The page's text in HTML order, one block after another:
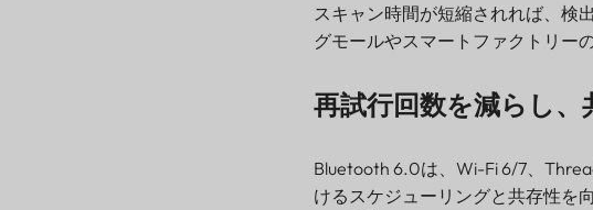
スキャン時間が短縮されれば、検
グモールやスマートファクトリー
再試行回数を減らし
Bluetooth 6.0は、Wi-Fi 6/7、
けるスケジューリングと共存性を